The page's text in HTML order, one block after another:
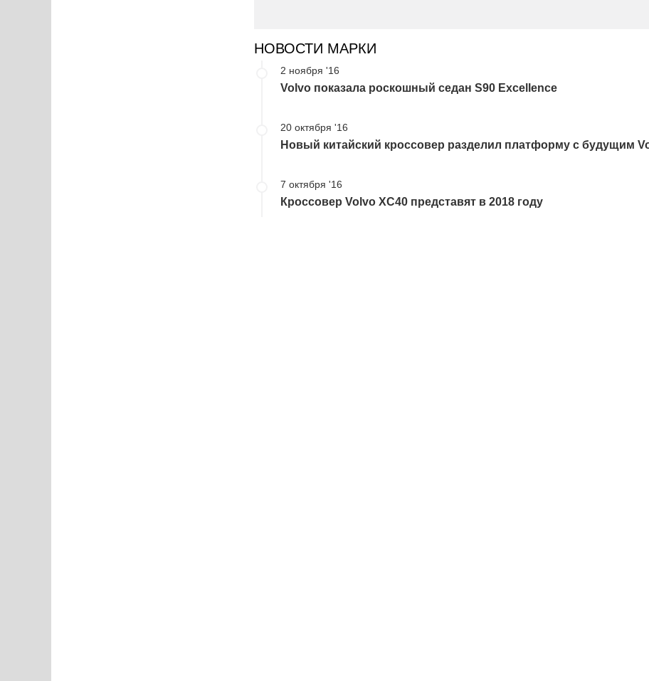
НОВОСТИ МАРКИ
2 ноября '16
Volvo показала роскошный седан S90 Excellence
20 октября '16
Новый китайский кроссовер разделил платформу с будущим
7 октября '16
Кроссовер Volvo XC40 представят в 2018 году